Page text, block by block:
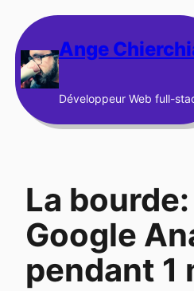
au
contenu Ange
Développeur Web full-
La
Google
pendant 1